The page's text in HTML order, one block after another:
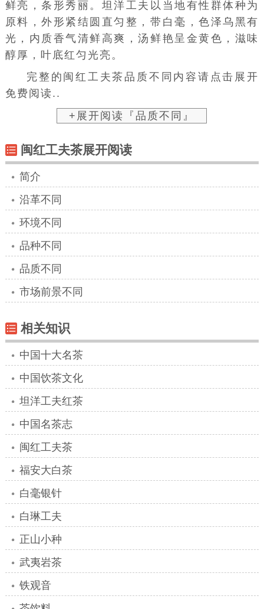
鲜亮，条形秀丽。坦洋工夫以当地有性群体种为
原料，外形紧结圆直匀整，带白毫，色泽乌黑有
光，内质香气清鲜高爽，汤鲜艳呈金黄色，滋味
醇厚，叶底红匀光亮。
完整的闽红工夫茶品质不同内容请点击展开
免费阅读..
+展开阅读『品质不同』
闽红工夫茶展开阅读
简介
沿革不同
环境不同
品种不同
品质不同
市场前景不同
相关知识
中国十大名茶
中国饮茶文化
坦洋工夫红茶
中国名茶志
闽红工夫茶
福安大白茶
白毫银针
白琳工夫
正山小种
武夷岩茶
铁观音